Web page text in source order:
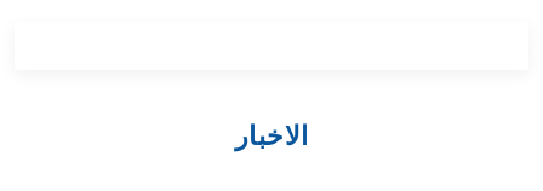
الاخبار